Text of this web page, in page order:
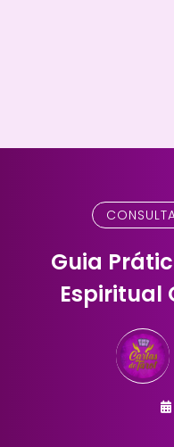
Guia
Espiritual